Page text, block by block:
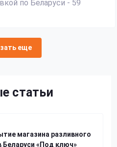
еще
статьи
магазина разливного
Беларуси «Под ключ»